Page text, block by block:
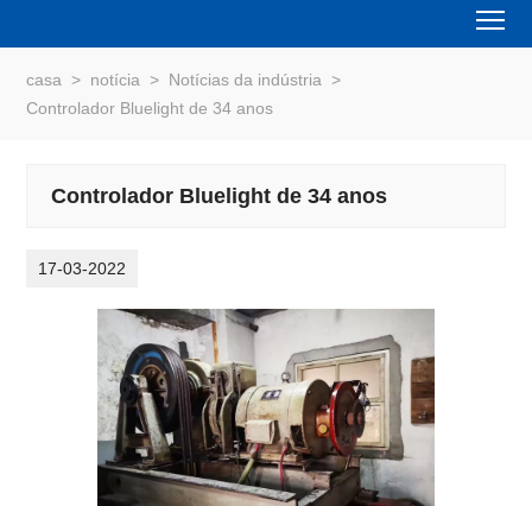
casa > notícia > Notícias da indústria >
Controlador Bluelight de 34 anos
Controlador Bluelight de 34 anos
17-03-2022